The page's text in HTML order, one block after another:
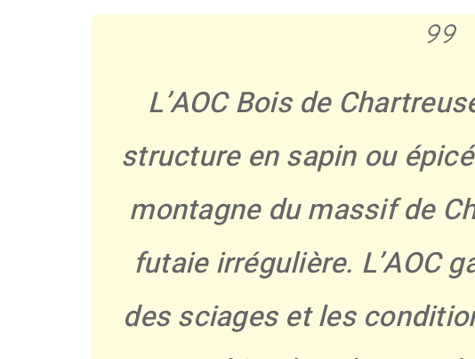
L’AOC Bois de
structure en sapin ou
montagne du massif de
futaie irrégulière. L’AOC
des sciages et les